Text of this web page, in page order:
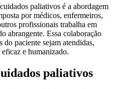
paliativos é a abordagem
por médicos, enfermeiros,
profissionais trabalha em
abrangente. Essa colaboração
do paciente sejam atendidas,
e humanizado.
paliativos